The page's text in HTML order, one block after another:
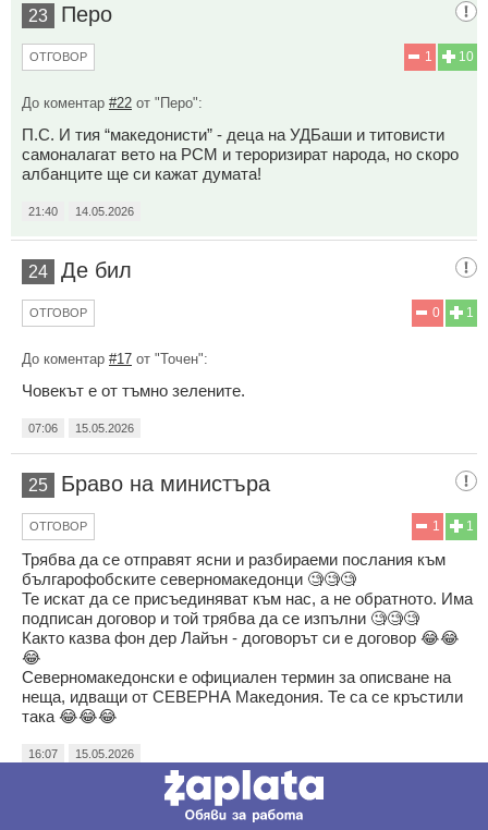
23 Перо
10
1
ОТГОВОР
До коментар #22 от "Перо":
П.С. И тия “македонисти” - деца на УДБаши и титовисти
самоналагат вето на РСМ и тероризират народа, но скоро
албанците ще си кажат думата!
21:40 14.05.2026
24 Де бил
1
0
ОТГОВОР
До коментар #17 от "Точен":
Човекът е от тъмно зелените.
07:06 15.05.2026
25 Браво на министъра
1
1
ОТГОВОР
Трябва да се отправят ясни и разбираеми послания към
българофобските северномакедонци 🧐🧐🧐
Те искат да се присъединяват към нас, а не обратното. Има
подписан договор и той трябва да се изпълни 🧐🧐🧐
Както казва фон дер Лайън - договорът си е договор 😂😂
😂
Северномакедонски е официален термин за описване на
неща, идващи от СЕВЕРНА Македония. Те са се кръстили
така 😂😂😂
16:07 15.05.2026
Типично по Йезуитски